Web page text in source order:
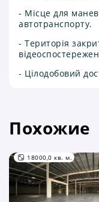
- Місце для
автотранспорту.
- Територія
- Цілодобовий
Похожие
18000,0 кв. м.